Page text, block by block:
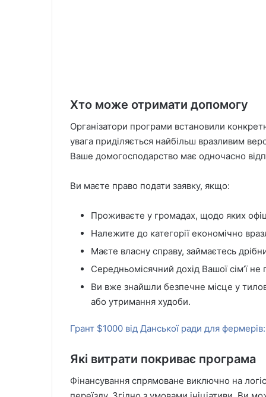
Хто може отримати допомогу
Організатори програми встановили
увага приділяється найбільш вразливим
Ваше домогосподарство має одночасно
Ви маєте право подати заявку, якщо:
Проживаєте у громадах, щодо яких
Належите до категорії економічно
Маєте власну справу, займаєтесь
Середньомісячний дохід Вашої сім’ї
Ви вже знайшли безпечне місце у
або утримання худоби.
Грант $1000 від Данської ради для фермерів:
Які витрати покриває програма
Фінансування спрямоване виключно на